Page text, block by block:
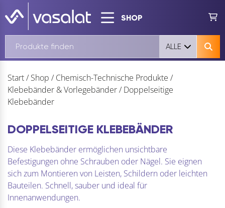
SHOP
ALLE
Start/ Shop / Chemisch-Technische Produkte /
Klebebänder & Vorlegebänder/ Doppelseitige
Klebebänder
DOPPELSEITIGE KLEBEBÄNDER
Diese Klebebänder ermöglichen unsichtbare
Befestigungen ohne Schrauben oder Nägel. Sie eignen
sich zum Montieren von Leisten, Schildern oder leichten
Bauteilen. Schnell, sauber und ideal für
Innenanwendungen.